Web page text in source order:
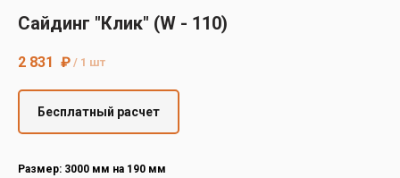
Cedral
Сайдинг "Клик" (W - 110)
2 831 ₽ / 1 шт
Бесплатный расчет
Размер: 3000 мм на 190 мм